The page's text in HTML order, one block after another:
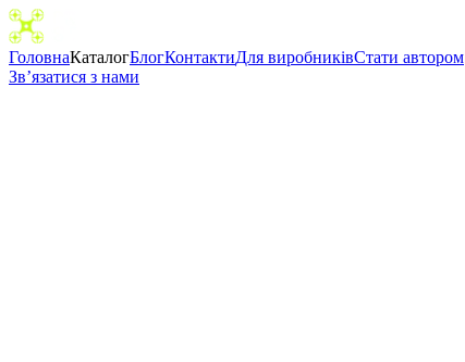
ГоловнаКаталогБлогКонтактиДля виробниківCтати автором
Зв’язатися з нами